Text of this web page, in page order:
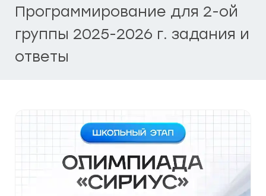
Программирование для 2-ой
группы 2025-2026 г. задания и
ответы